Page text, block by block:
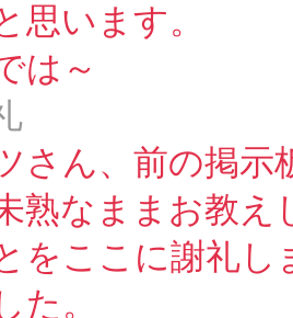
思います。
は～
さん、前の掲示
熟なままお教
をここに謝礼
た。